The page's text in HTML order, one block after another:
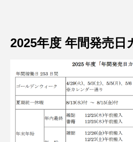
2025年度 年間発売日